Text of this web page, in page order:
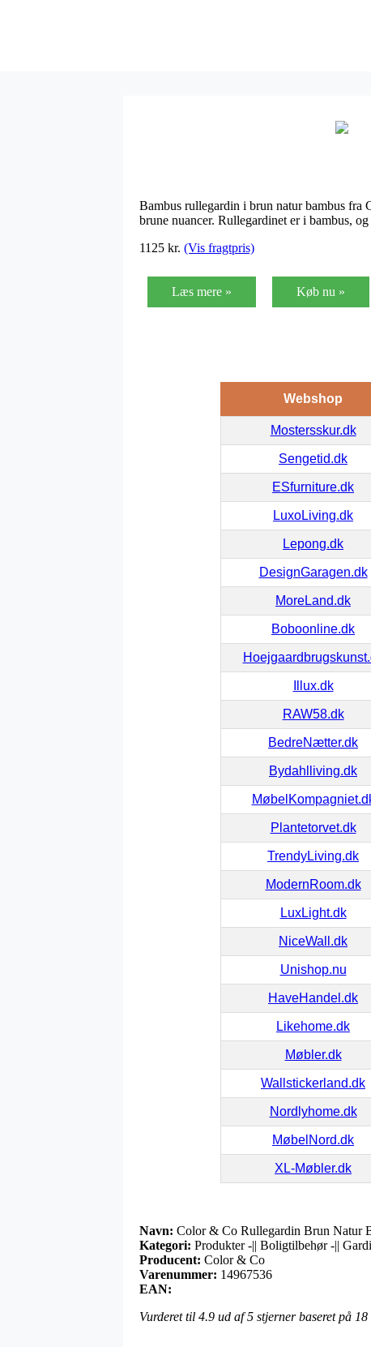
Bambus rullegardin i brun natur bambus fra
brune nuancer. Rullegardinet er i bambus,
1125 kr. (Vis fragtpris)
Læs mere » Køb nu »
Webshop
Mostersskur.dk
Sengetid.dk
ESfurniture.dk
LuxoLiving.dk
Lepong.dk
DesignGaragen.dk
MoreLand.dk
Boboonline.dk
Illux.dk
RAW58.dk
BedreNætter.dk
Bydahlliving.dk
Plantetorvet.dk
TrendyLiving.dk
ModernRoom.dk
LuxLight.dk
NiceWall.dk
Unishop.nu
HaveHandel.dk
Likehome.dk
Møbler.dk
Wallstickerland.dk
Nordlyhome.dk
MøbelNord.dk
XL-Møbler.dk
Navn: Color & Co Rullegardin Brun Natur
Kategori: Produkter -|| Boligtilbehør -||
Producent: Color & Co
Varenummer: 14967536
EAN:
Vurderet til 4.9 ud af 5 stjerner baseret på 18